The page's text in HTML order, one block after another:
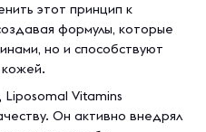
этот принцип к
формулы, которые
но и способствуют
кожей.
Vitamins
Он активно внедрял